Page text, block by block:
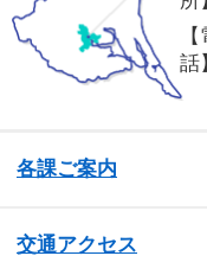
話
各課ご案内
交通アクセス